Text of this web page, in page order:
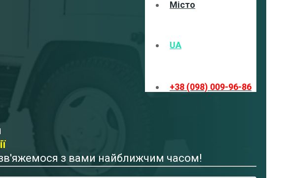
Місто
UA
+38 (098) 009-96-86
зв'яжемося з вами найближчим часом!